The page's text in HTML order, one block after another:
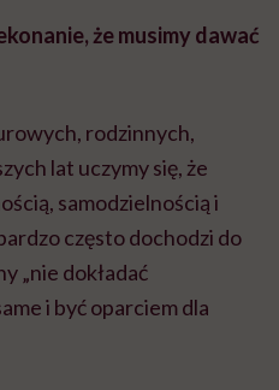
że musimy dawać
rodzinnych,
lat uczymy się, że
samodzielnością i
często dochodzi do
„nie dokładać
i być oparciem dla